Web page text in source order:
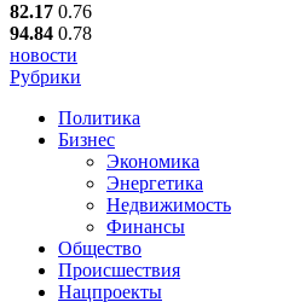
82.17 0.76
94.84 0.78
новости
Рубрики
Политика
Бизнес
Экономика
Энергетика
Недвижимость
Финансы
Общество
Происшествия
Нацпроекты